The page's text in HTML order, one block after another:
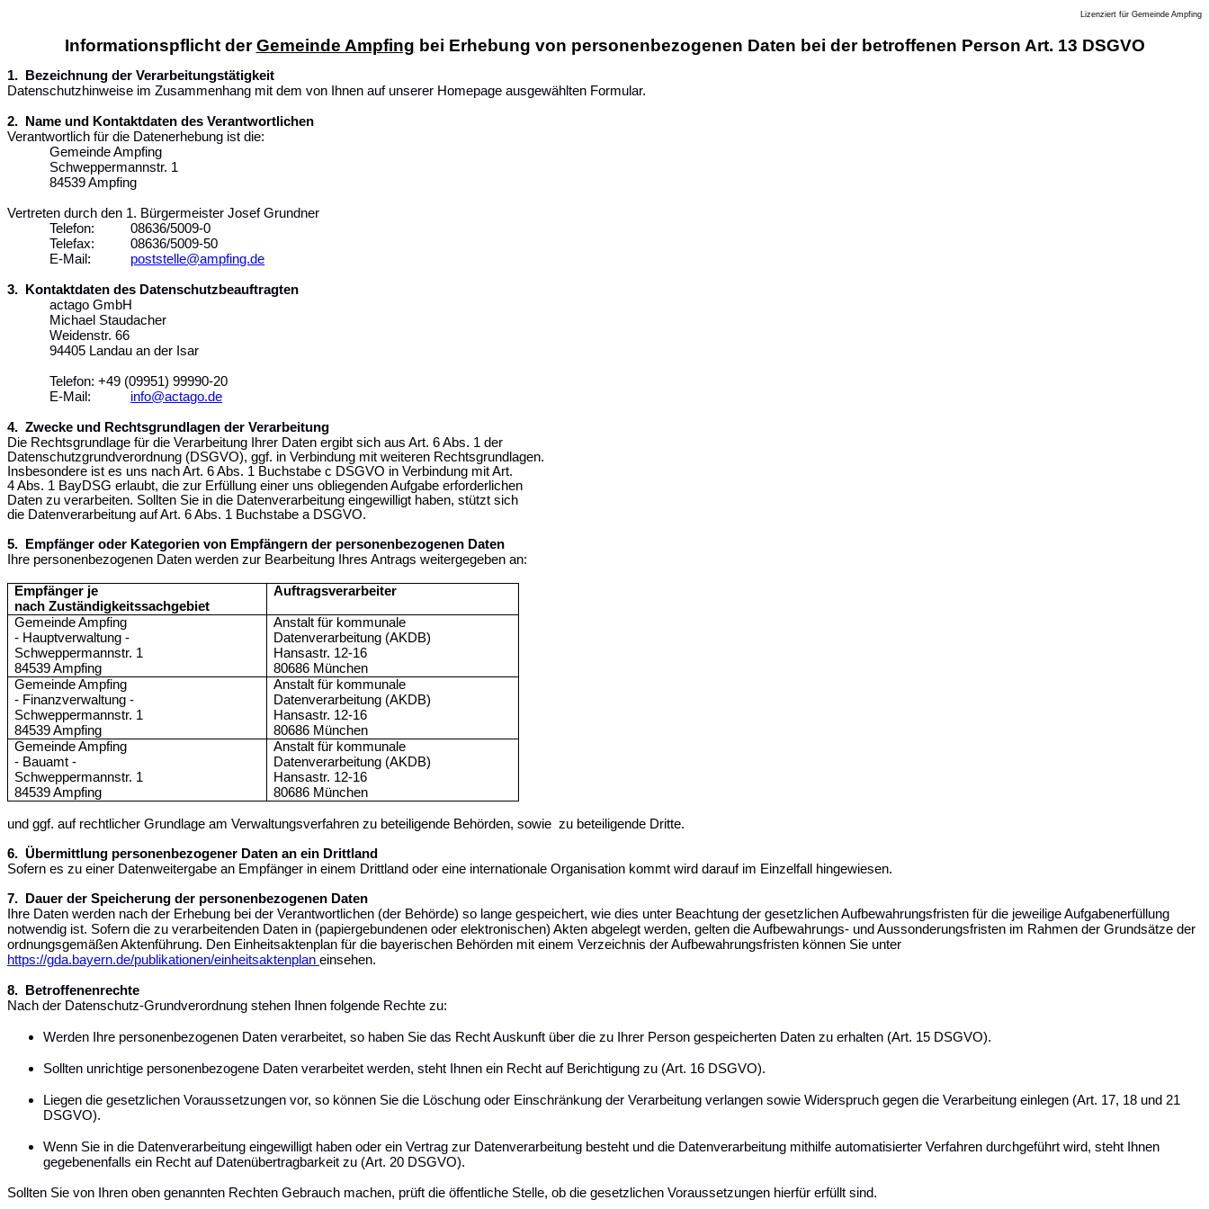
Lizenziert für Gemeinde Ampfing
Informationspflicht derGemeinde Ampfing bei Erhebung von personenbezogenen Daten bei der betroffenen Person Art. 13 DSGVO
1.
Bezeichnung der Verarbeitungstätigkeit
Datenschutzhinweise im Zusammenhang mit dem von Ihnen auf unserer Homepage ausgewählten Formular.
2.
Name und Kontaktdaten des Verantwortlichen
Verantwortlich für die Datenerhebung ist die:
Gemeinde Ampfing
Schweppermannstr. 1
84539 Ampfing
Vertreten durch den 1. Bürgermeister Josef Grundner
Telefon: 08636/5009-0
Telefax: 08636/5009-50
E-Mail: poststelle@ampfing.de
3.
Kontaktdaten des Datenschutzbeauftragten
actago GmbH
Michael Staudacher
Weidenstr. 66
94405 Landau an der Isar
Telefon: +49 (09951) 99990-20
E-Mail: info@actago.de
4. Zwecke und Rechtsgrundlagen der Verarbeitung
Die Rechtsgrundlage für die Verarbeitung Ihrer Daten ergibt sich aus Art. 6 Abs. 1 der
Datenschutzgrundverordnung (DSGVO), ggf. in Verbindung mit weiteren Rechtsgrundlagen.
Insbesondere ist es uns nach Art. 6 Abs. 1 Buchstabe c DSGVO in Verbindung mit Art.
4 Abs. 1 BayDSG erlaubt, die zur Erfüllung einer uns obliegenden Aufgabe erforderlichen
Daten zu verarbeiten. Sollten Sie in die Datenverarbeitung eingewilligt haben, stützt sich
die Datenverarbeitung auf Art. 6 Abs. 1 Buchstabe a DSGVO.
5.
Empfänger oder Kategorien von Empfängern der personenbezogenen Daten
Ihre personenbezogenen Daten werden zur Bearbeitung Ihres Antrags weitergegeben an:
Empfänger je
nach Zuständigkeitssachgebiet
Auftragsverarbeiter
Gemeinde Ampfing
- Hauptverwaltung -
Schweppermannstr. 1
84539 Ampfing
Anstalt für kommunale
Datenverarbeitung (AKDB)
Hansastr. 12-16
80686 München
Gemeinde Ampfing
- Finanzverwaltung -
Schweppermannstr. 1
84539 Ampfing
Anstalt für kommunale
Datenverarbeitung (AKDB)
Hansastr. 12-16
80686 München
Gemeinde Ampfing
- Bauamt -
Schweppermannstr. 1
84539 Ampfing
Anstalt für kommunale
Datenverarbeitung (AKDB)
Hansastr. 12-16
80686 München
und ggf. auf rechtlicher Grundlage am Verwaltungsverfahren zu beteiligende Behörden, sowie zu beteiligende Dritte.
6. Übermittlung personenbezogener Daten an ein Drittland
Sofern es zu einer Datenweitergabe an Empfänger in einem Drittland oder eine internationale Organisation kommt wird darauf im Einzelfall hingewiesen.
7.
Dauer der Speicherung der personenbezogenen Daten
Ihre Daten werden nach der Erhebung bei der Verantwortlichen (der Behörde) so lange gespeichert, wie dies unter Beachtung der gesetzlichen Aufbewahrungsfristen für die jeweilige Aufgabenerfüllung
notwendig ist. Sofern die zu verarbeitenden Daten in (papiergebundenen oder elektronischen) Akten abgelegt werden, gelten die Aufbewahrungs- und Aussonderungsfristen im Rahmen der Grundsätze der
ordnungsgemäßen Aktenführung. Den Einheitsaktenplan für die bayerischen Behörden mit einem Verzeichnis der Aufbewahrungsfristen können Sie unter
https://gda.bayern.de/publikationen/einheitsaktenplan einsehen.
8.
Betroffenenrechte
Nach der Datenschutz-Grundverordnung stehen Ihnen folgende Rechte zu:
Werden Ihre personenbezogenen Daten verarbeitet, so haben Sie das Recht Auskunft über die zu Ihrer Person gespeicherten Daten zu erhalten (Art. 15 DSGVO).
Sollten unrichtige personenbezogene Daten verarbeitet werden, steht Ihnen ein Recht auf Berichtigung zu (Art. 16 DSGVO).
Liegen die gesetzlichen Voraussetzungen vor, so können Sie die Löschung oder Einschränkung der Verarbeitung verlangen sowie Widerspruch gegen die Verarbeitung einlegen (Art. 17, 18 und 21
DSGVO).
Wenn Sie in die Datenverarbeitung eingewilligt haben oder ein Vertrag zur Datenverarbeitung besteht und die Datenverarbeitung mithilfe automatisierter Verfahren durchgeführt wird, steht Ihnen
gegebenenfalls ein Recht auf Datenübertragbarkeit zu (Art. 20 DSGVO).
Sollten Sie von Ihren oben genannten Rechten Gebrauch machen, prüft die öffentliche Stelle, ob die gesetzlichen Voraussetzungen hierfür erfüllt sind.